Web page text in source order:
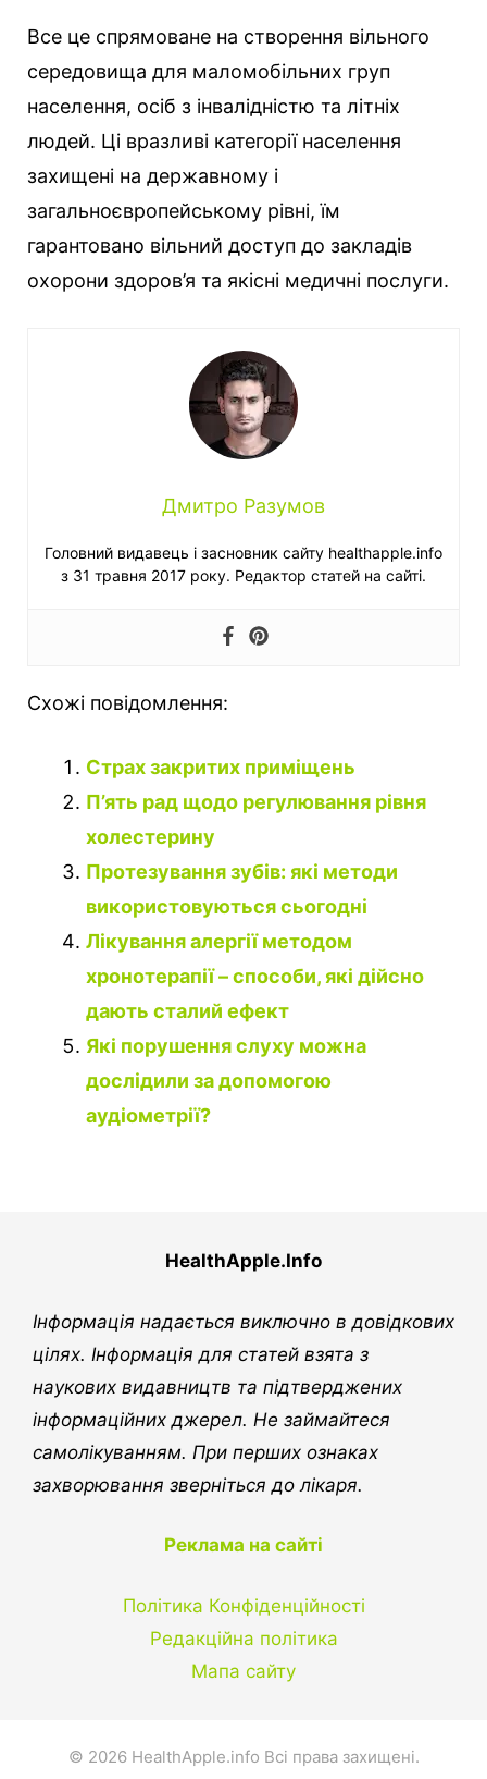
Все це спрямоване на створення вільного
середовища для маломобільних груп
населення, осіб з інвалідністю та літніх
людей. Ці вразливі категорії населення
захищені на державному і
загальноєвропейському рівні, їм
гарантовано вільний доступ до закладів
охорони здоров’я та якісні медичні послуги.
Дмитро Разумов
Головний видавець і засновник сайту healthapple.info
з 31 травня 2017 року. Редактор статей на сайті.
Схожі повідомлення:
Страх закритих приміщень
П’ять рад щодо регулювання рівня
холестерину
Протезування зубів: які методи
використовуються сьогодні
Лікування алергії методом
хронотерапії – способи, які дійсно
дають сталий ефект
Які порушення слуху можна
дослідили за допомогою
аудіометрії?
HealthApple.Info
Інформація надається виключно в довідкових
цілях. Інформація для статей взята з
наукових видавництв та підтверджених
інформаційних джерел. Не займайтеся
самолікуванням. При перших ознаках
захворювання зверніться до лікаря.
Реклама на сайті
Політика Конфіденційності
Редакційна політика
Мапа сайту
© 2026 HealthApple.info Всі права захищені.